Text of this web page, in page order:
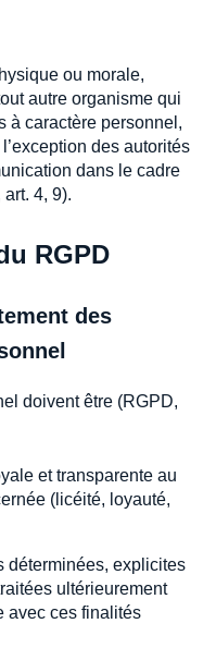
ou morale,
autre organisme qui
à caractère personnel,
des autorités
dans le cadre
4, 9).
RGPD
des
doivent être (RGPD,
et transparente au
(licéité, loyauté,
déterminées, explicites
ultérieurement
avec ces finalités